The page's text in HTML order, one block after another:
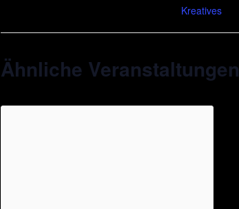
Kreatives
Ähnliche Veranstaltungen